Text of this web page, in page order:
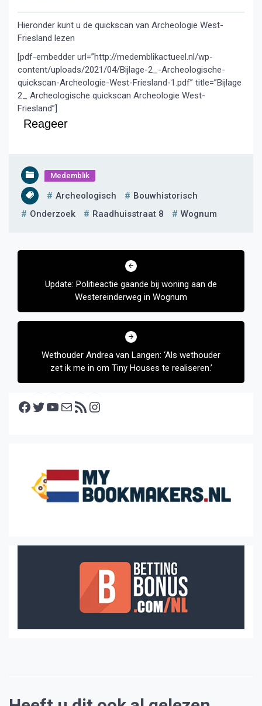
Hieronder kunt u de quickscan van Archeologie West-
Friesland lezen
[pdf-embedder url=”http://medemblikactueel.nl/wp-
content/uploads/2021/04/Bijlage-2_-Archeologische-
quickscan-Archeologie-West-Friesland-1.pdf” title=”Bijlage
2_ Archeologische quickscan Archeologie West-
Friesland”]
Reageer
Medemblik
Archeologisch
Bouwhistorisch
Onderzoek
Raadhuisstraat 8 Wognum
Bericht
Update: Politieactie gaande bij woning aan de
Westereinderweg in Wognum
Wethouder Andrea van Langen: ‘Als wethouder
zet ik me in om Tiny Houses te realiseren.’
Facebook Twitter YouTube E-mail RSS feed